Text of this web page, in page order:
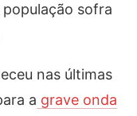
sofra
nas últimas
a grave onda